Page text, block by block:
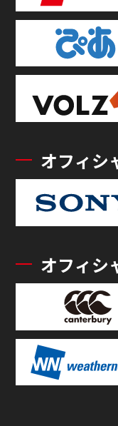
オフィシ
オフィシ